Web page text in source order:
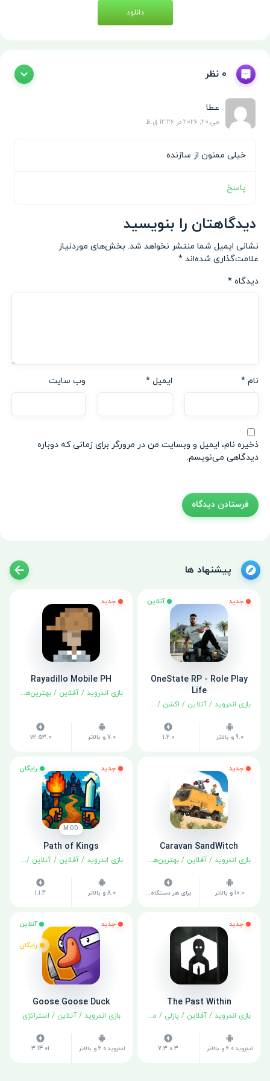
دانلود
0 نظر
عطا
می 20, 2026 در 12:26 ق.ظ
خیلی ممنون از سازنده
پاسخ
دیدگاهتان را بنویسید
نشانی ایمیل شما منتشر نخواهد شد. بخش‌های موردنیاز
علامت‌گذاری شده‌اند *
دیدگاه *
نام * ایمیل* وب‌ سایت
ذخیره نام، ایمیل و وبسایت من در مرورگر برای زمانی که دوباره
دیدگاهی می‌نویسم.
پیشنهاد ها
جدید آنلاین
OneState RP - Role Play
Life
بازی اندروید / آنلاین / اکشن / ماجراجویی
9.0 و بالاتر 1.2.0
جدید
Rayadillo Mobile PH
بازی اندروید / آفلاین / بهترین‌ها /
7.0 و بالاتر v2.53.0
جدید
Caravan SandWitch
بازی اندروید / آفلاین / بهترین‌ها / ماجراجویی
10.0 و بالاتر برای هر دستگاه متفاوت است
جدید رایگان
MOD
Path of Kings
بازی اندروید / آفلاین / آنلاین /
8.0 و بالاتر 1.1.4
جدید
The Past Within
بازی اندروید / آفلاین / پازلی / ماجراجویی
اندروید 6.0 و بالاتر 7.3.0.3
جدید آنلاین
رایگان
Goose Goose Duck
بازی اندروید /آنلاین / استراتژی
اندروید 6.0 و بالاتر 3.14.01